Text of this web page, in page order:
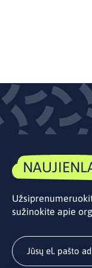
sužinokite apie